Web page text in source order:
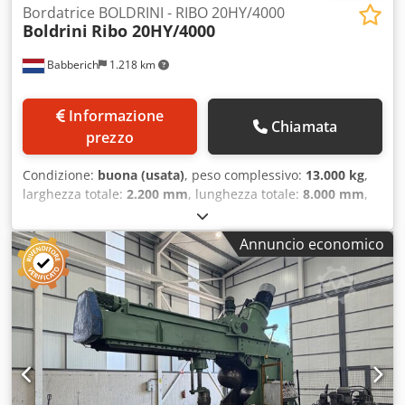
Babberich 1.218 km
Bordatrice BOLDRINI - RIBO 20HY/4000
Boldrini Ribo 20HY/4000
prezzo
Chiamata
Condizione: buona (usata), peso complessivo: 13.000 kg,
larghezza totale: 2.200 mm, lunghezza totale: 8.000 mm,
, BOLDRINI RIBO 20HY/4000 –
Macchina per la bordatura e la formatura di calotte
Produttore: BOLDRINI (Italia) Modello: RIBO 20HY/4000
Tipo: Macchina idraulica per la bordatura e la formatura di
calotte Diametro massimo del pezzo: 4.000 mm Campo di
applicazione: produzione di fondi di serbatoi, fondi di
recipienti a pressione e fondi di cisterne. Chodpfezil H Eex
Abiea Lunghezza della macchina: 8.000 mm Larghezza
della macchina: 2.200 mm Altezza della macchina: 3.300
mm Peso: 13.000 kg Si prega di notare: le informazioni
Annuncio economico